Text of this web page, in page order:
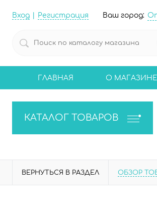
Вход Регистрация Ваш город:
ГЛАВНАЯ О МАГАЗИНЕ
КАТАЛОГ ТОВАРОВ
ВЕРНУТЬСЯ В РАЗДЕЛ ОБЗОР